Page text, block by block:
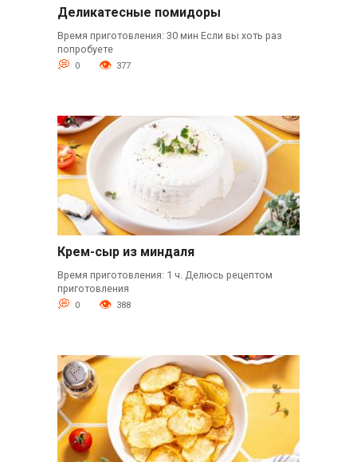
Деликатесные помидоры
Время приготовления: 30 мин Если вы хоть раз
попробуете
0 377
Крем-сыр из миндаля
Время приготовления: 1 ч. Делюсь рецептом
приготовления
0 388